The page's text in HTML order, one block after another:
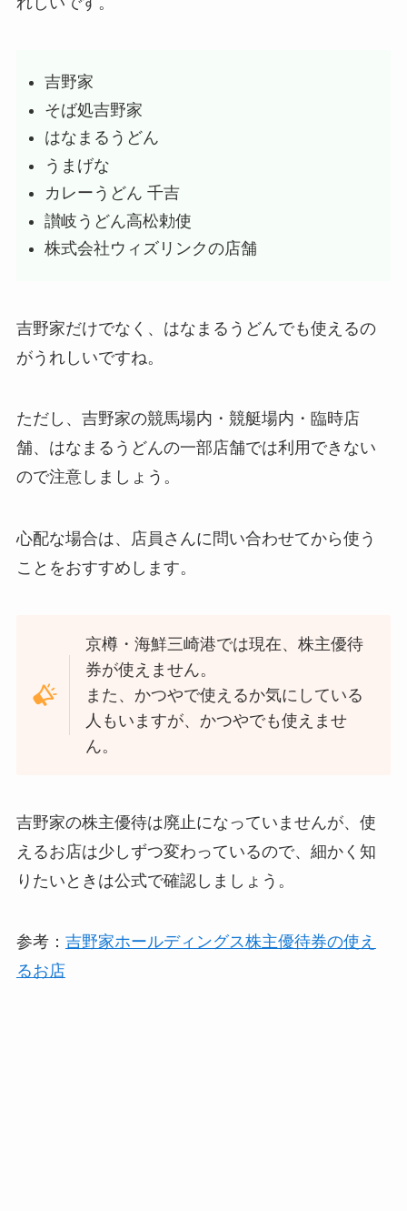
吉野家
そば処吉野家
はなまるうどん
うまげな
カレーうどん 千吉
讃岐うどん高松勅使
株式会社ウィズリンクの店舗
吉野家だけでなく、はなまるうどんでも使えるの
がうれしいですね。
ただし、吉野家の競馬場内・競艇場内・臨時店
舗、はなまるうどんの一部店舗では利用できない
ので注意しましょう。
心配な場合は、店員さんに問い合わせてから使う
ことをおすすめします。
京樽・海鮮三崎港では現在、株主優待
券が使えません。
また、かつやで使えるか気にしている
人もいますが、かつやでも使えませ
ん。
吉野家の株主優待は廃止になっていませんが、使
えるお店は少しずつ変わっているので、細かく知
りたいときは公式で確認しましょう。
参考： 吉野家ホールディングス株主優待券の使え
るお店